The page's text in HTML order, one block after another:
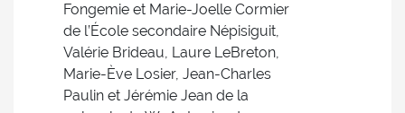
Fongemie et Marie-Joelle Cormier
de l’École secondaire Népisiguit,
Valérie Brideau, Laure LeBreton,
Marie-Ève Losier, Jean-Charles
Paulin et Jérémie Jean de la